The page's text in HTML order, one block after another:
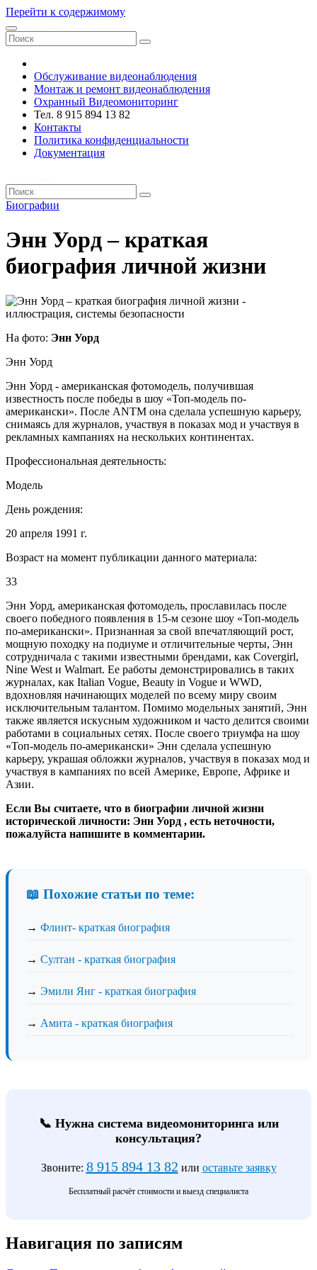
Перейти к содержимому
Обслуживание видеонаблюдения
Монтаж и ремонт видеонаблюдения
Охранный Видеомониторинг
Тел. 8 915 894 13 82
Контакты
Политика конфиденциальности
Документация
Биографии
Энн Уорд – краткая
биография личной жизни
На фото: Энн Уорд
Энн Уорд
Энн Уорд - американская фотомодель, получившая
известность после победы в шоу «Топ-модель по-
американски». После ANTM она сделала успешную карьеру,
снимаясь для журналов, участвуя в показах мод и участвуя в
рекламных кампаниях на нескольких континентах.
Профессиональная деятельность:
Модель
День рождения:
20 апреля 1991 г.
Возраст на момент публикации данного материала:
33
Энн Уорд, американская фотомодель, прославилась после
своего победного появления в 15-м сезоне шоу «Топ-модель
по-американски». Признанная за свой впечатляющий рост,
мощную походку на подиуме и отличительные черты, Энн
сотрудничала с такими известными брендами, как Covergirl,
Nine West и Walmart. Ее работы демонстрировались в таких
журналах, как Italian Vogue, Beauty in Vogue и WWD,
вдохновляя начинающих моделей по всему миру своим
исключительным талантом. Помимо модельных занятий, Энн
также является искусным художником и часто делится своими
работами в социальных сетях. После своего триумфа на шоу
«Топ-модель по-американски» Энн сделала успешную
карьеру, украшая обложки журналов, участвуя в показах мод и
участвуя в кампаниях по всей Америке, Европе, Африке и
Азии.
Если Вы считаете, что в биографии личной жизни
исторической личности: Энн Уорд , есть неточности,
пожалуйста напишите в комментарии.
📖 Похожие статьи по теме:
→ Флинт- краткая биография
→ Султан - краткая биография
→ Эмили Янг - краткая биография
→ Амита - краткая биография
📞 Нужна система видеомониторинга или
консультация?
Звоните: 8 915 894 13 82 или оставьте заявку
Бесплатный расчёт стоимости и выезд специалиста
Навигация по записям